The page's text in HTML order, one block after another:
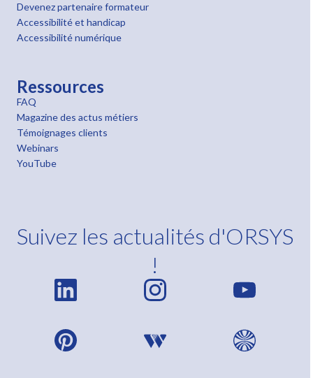
Devenez partenaire formateur
Accessibilité et handicap
Accessibilité numérique
Ressources
FAQ
Magazine des actus métiers
Témoignages clients
Webinars
YouTube
Suivez les actualités d'ORSYS
!